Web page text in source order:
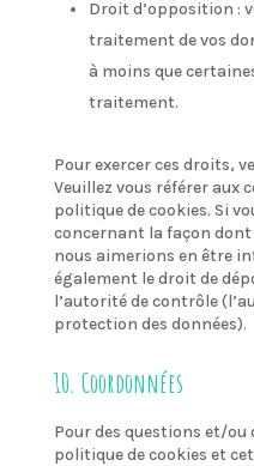
Droit d’opposition :
traitement de vos
à moins que
traitement.
Pour exercer ces droits,
Veuillez vous référer aux
politique de cookies. Si
concernant la façon
nous aimerions en être
également le droit de
l’autorité de contrôle
protection des données).
10. Coordonnées
Pour des questions et/
politique de cookies et